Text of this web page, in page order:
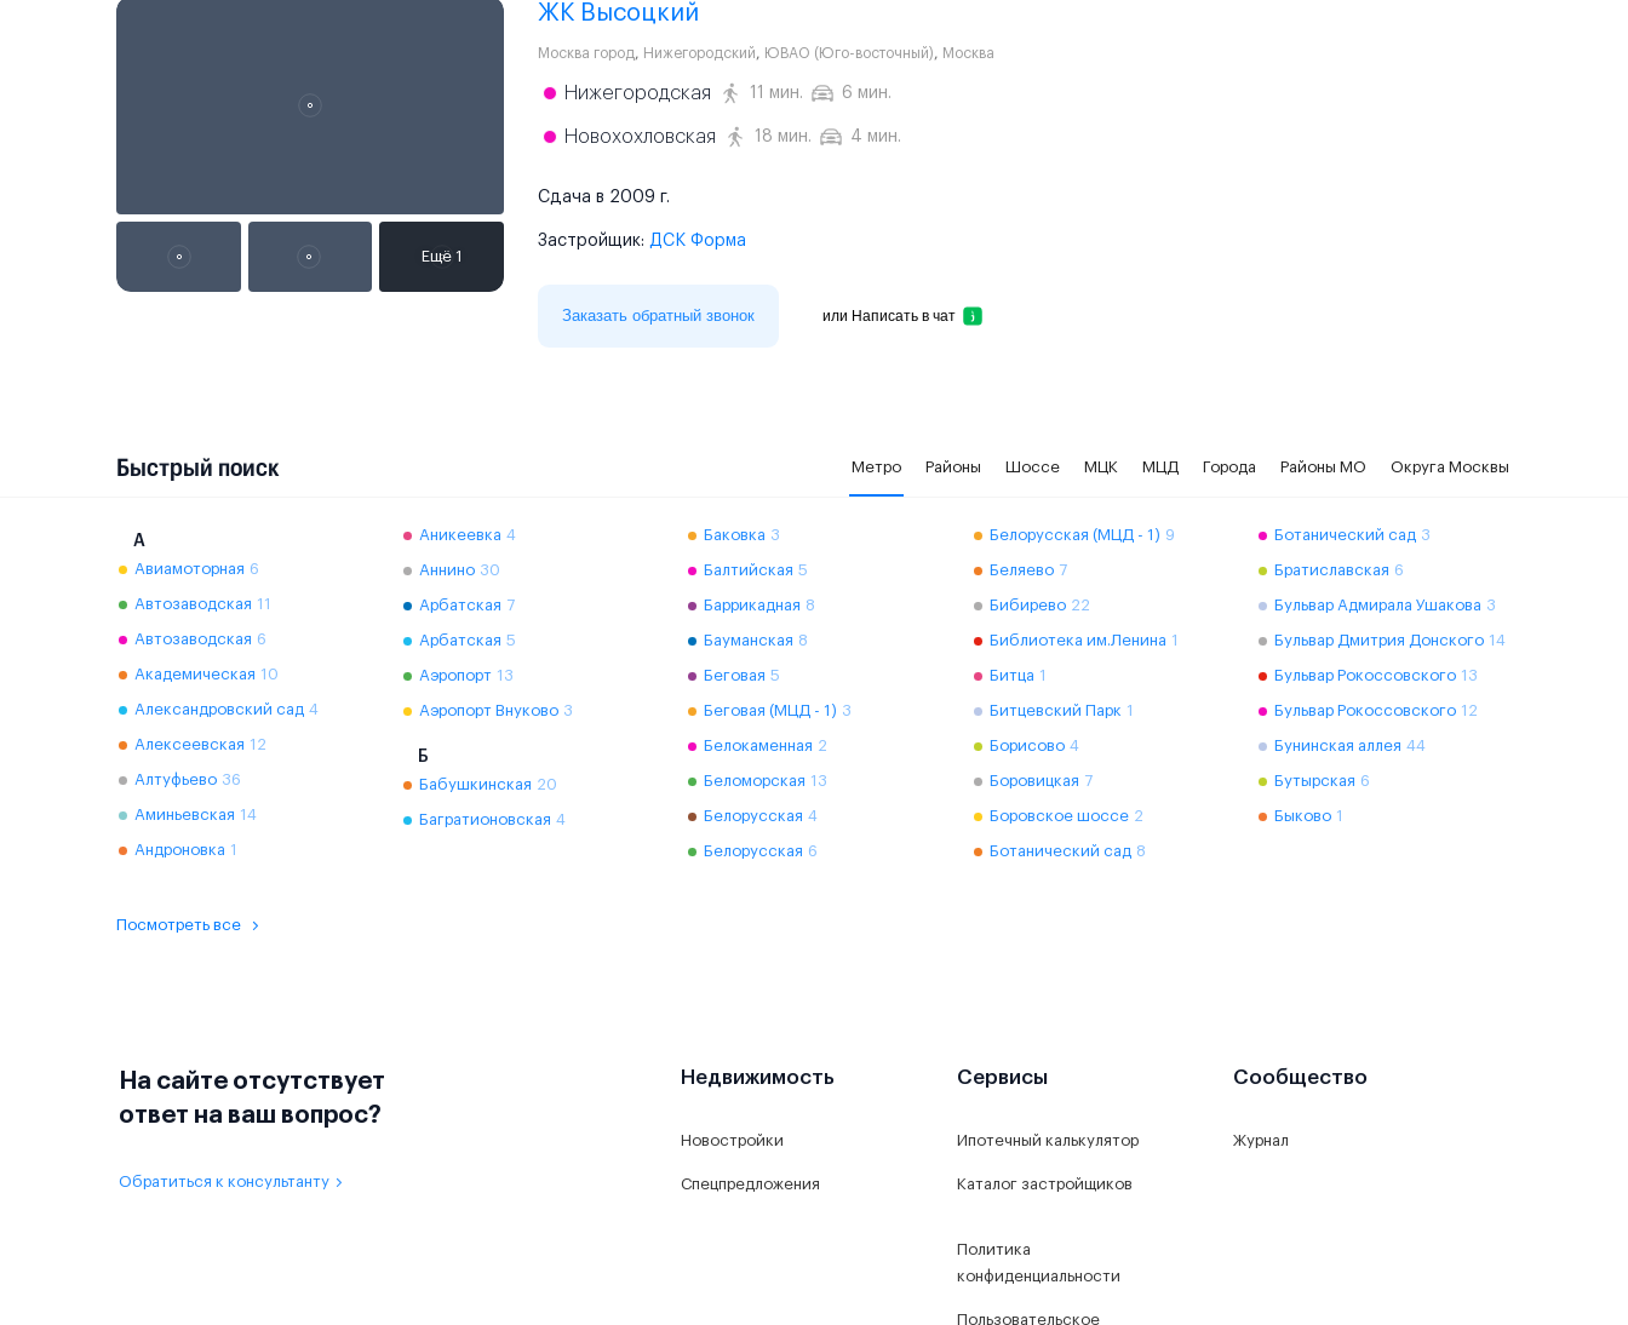
ЖК Высоцкий
Москва город, Нижегородский, ЮВАО (Юго-восточный), Москва
Нижегородская 11 мин. 6 мин.
Новохохловская 18 мин. 4 мин.
Сдача в 2009 г.
Застройщик: ДСК Форма
Заказать обратный звонок или Написать в чат
Быстрый поиск Метро Районы Шоссе МЦК МЦД Города Районы МО Округа Москвы
А
Авиамоторная 6
Автозаводская 11
Автозаводская 6
Академическая 10
Александровский сад 4
Алексеевская 12
Алтуфьево 36
Аминьевская 14
Андроновка 1
Аникеевка 4
Аннино 30
Арбатская 7
Арбатская 5
Аэропорт 13
Аэропорт Внуково 3
Б
Бабушкинская 20
Багратионовская 4
Баковка 3
Балтийская 5
Баррикадная 8
Бауманская 8
Беговая 5
Беговая (МЦД - 1) 3
Белокаменная 2
Беломорская 13
Белорусская 4
Белорусская 6
Белорусская (МЦД - 1) 9
Беляево 7
Бибирево 22
Библиотека им.Ленина 1
Битца 1
Битцевский Парк 1
Борисово 4
Боровицкая 7
Боровское шоссе 2
Ботанический сад 8
Ботанический сад 3
Братиславская 6
Бульвар Адмирала Ушакова 3
Бульвар Дмитрия Донского 14
Бульвар Рокоссовского 13
Бульвар Рокоссовского 12
Бунинская аллея 44
Бутырская 6
Быково 1
Посмотреть все
На сайте отсутствует
ответ на ваш вопрос?
Обратиться к консультанту
Недвижимость
Новостройки
Спецпредложения
Сервисы
Ипотечный калькулятор
Каталог застройщиков
Политика
конфиденциальности
Пользовательское
Сообщество
Журнал